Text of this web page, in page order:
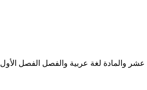
والمادة لغة عربية والفصل الفصل الأول